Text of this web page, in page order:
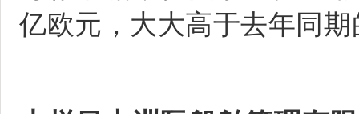
亿欧元，大大高于去年同